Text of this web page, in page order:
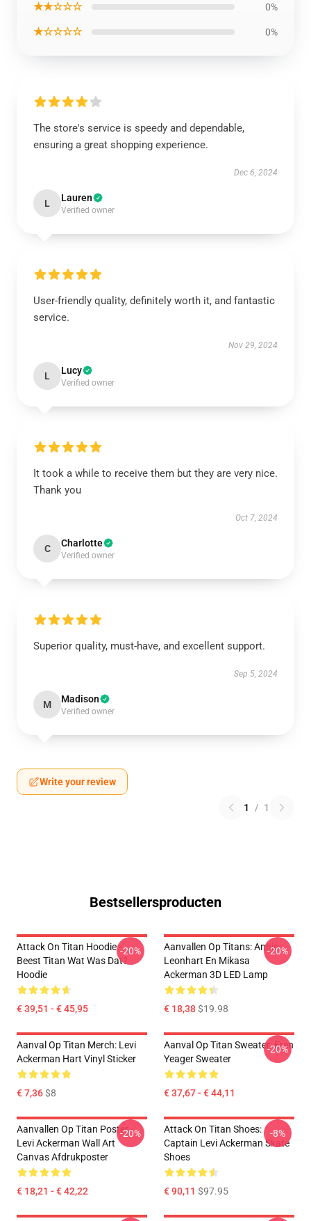
★★☆☆☆ 0%
★☆☆☆☆ 0%
The store's service is speedy and dependable,
ensuring a great shopping experience.
Dec 6, 2024
L Lauren
Verified owner
User-friendly quality, definitely worth it, and fantastic
service.
Nov 29, 2024
L Lucy
Verified owner
It took a while to receive them but they are very nice.
Thank you
Oct 7, 2024
C Charlotte
Verified owner
Superior quality, must-have, and excellent support.
Sep 5, 2024
M Madison
Verified owner
Write your review
1 / 1
Bestsellersproducten
Attack On Titan Hoodie -
Beest Titan Wat Was Dat?
Hoodie
€ 39,51 - € 45,95
-20%
Aanvallen Op Titans: Annie
Leonhart En Mikasa
Ackerman 3D LED Lamp
€ 18,38$19.98
-20%
Aanval Op Titan Merch: Levi
Ackerman Hart Vinyl Sticker
€ 7,36$8
Aanval Op Titan Sweater: Eren
Yeager Sweater
€ 37,67 - € 44,11
-20%
Aanvallen Op Titan Poster -
Levi Ackerman Wall Art
Canvas Afdrukposter
€ 18,21 - € 42,22
-20%
Attack On Titan Shoes:
Captain Levi Ackerman Skate
Shoes
€ 90,11 $97.95
-8%